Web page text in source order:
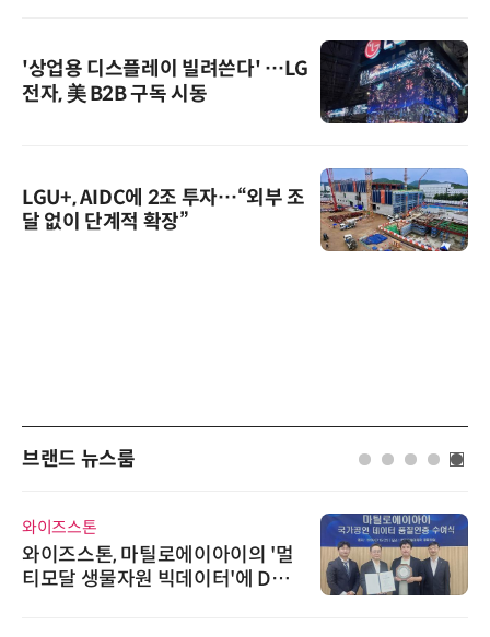
'상업용 디스플레이 빌려쓴다' …LG
전자, 美 B2B 구독 시동
LGU+, AIDC에 2조 투자…“외부 조
달 없이 단계적 확장”
브랜드 뉴스룸
와이즈스톤
와이즈스톤, 마틸로에이아이의 '멀
티모달 생물자원 빅데이터'에 DQ